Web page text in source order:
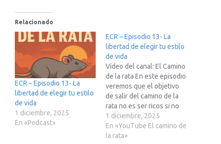
Relacionado
ECR – Episodio 13- La
libertad de elegir tu estilo
de vida
1 diciembre, 2025
En «Podcast»
ECR – Episodio 13- La
libertad de elegir tu estilo
de vida
Vídeo del canal: El Camino
de la rata En este episodio
veremos que el objetivo
de salir del camino de la
rata no es ser ricos si no
tener libertad para elegir
como queremos vivir
Podcast perteneciente a
1 diciembre, 2025
En «YouTube El camino de
la rata»